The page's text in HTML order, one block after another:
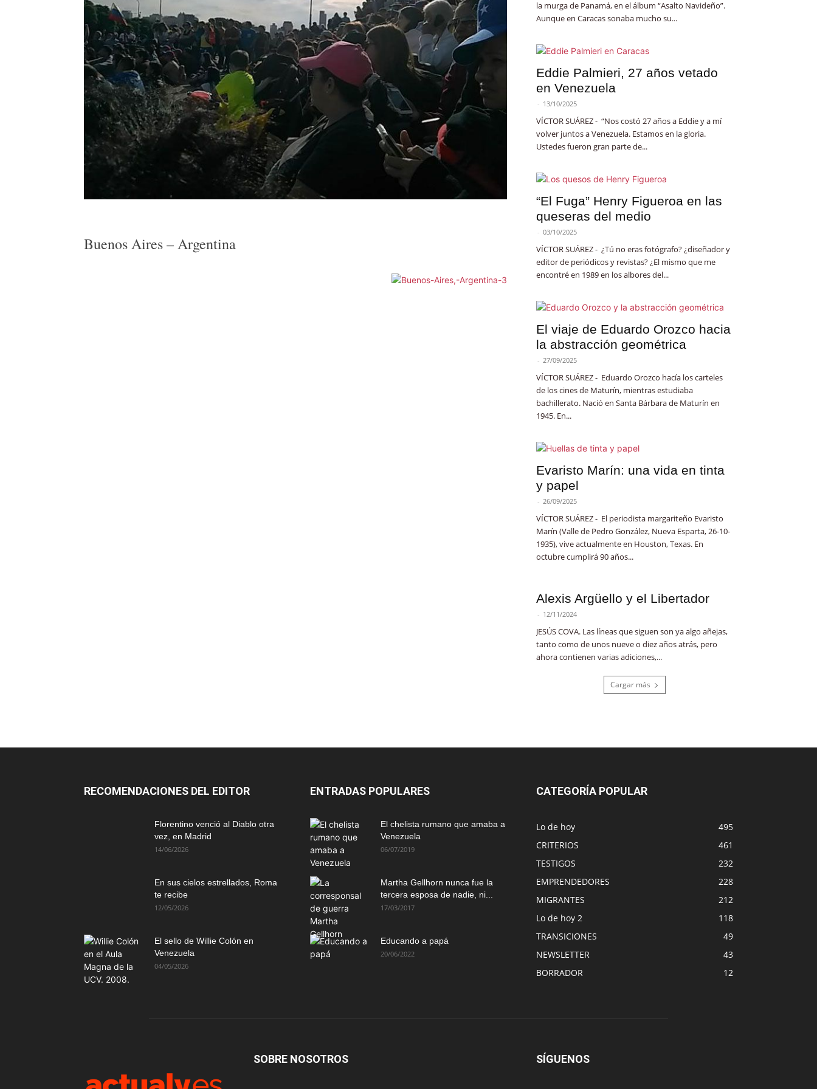
Buenos Aires – Argentina
la murga de Panamá, en el álbum “Asalto Navideño”.
Aunque en Caracas sonaba mucho su...
Eddie Palmieri, 27 años vetado
en Venezuela
- 13/10/2025
VÍCTOR SUÁREZ - “Nos costó 27 años a Eddie y a mí
volver juntos a Venezuela. Estamos en la gloria.
Ustedes fueron gran parte de...
“El Fuga” Henry Figueroa en las
queseras del medio
- 03/10/2025
VÍCTOR SUÁREZ - ¿Tú no eras fotógrafo? ¿diseñador y
editor de periódicos y revistas? ¿El mismo que me
encontré en 1989 en los albores del...
El viaje de Eduardo Orozco hacia
la abstracción geométrica
- 27/09/2025
VÍCTOR SUÁREZ - Eduardo Orozco hacía los carteles
de los cines de Maturín, mientras estudiaba
bachillerato. Nació en Santa Bárbara de Maturín en
1945. En...
Evaristo Marín: una vida en tinta
y papel
- 26/09/2025
VÍCTOR SUÁREZ - El periodista margariteño Evaristo
Marín (Valle de Pedro González, Nueva Esparta, 26-10-
1935), vive actualmente en Houston, Texas. En
octubre cumplirá 90 años...
Alexis Argüello y el Libertador
- 12/11/2024
JESÚS COVA. Las líneas que siguen son ya algo añejas,
tanto como de unos nueve o diez años atrás, pero
ahora contienen varias adiciones,...
Cargar más
RECOMENDACIONES DEL EDITOR
Florentino venció al Diablo otra
vez, en Madrid
14/06/2026
En sus cielos estrellados, Roma
te recibe
12/05/2026
El sello de Willie Colón en
Venezuela
04/05/2026
ENTRADAS POPULARES
El chelista rumano que amaba a
Venezuela
06/07/2019
Martha Gellhorn nunca fue la
tercera esposa de nadie, ni...
17/03/2017
Educando a papá
20/06/2022
CATEGORÍA POPULAR
Lo de hoy
495
CRITERIOS
461
TESTIGOS
232
EMPRENDEDORES
228
MIGRANTES
212
Lo de hoy 2
118
TRANSICIONES
49
NEWSLETTER
43
BORRADOR
12
SOBRE NOSOTROS SÍGUENOS